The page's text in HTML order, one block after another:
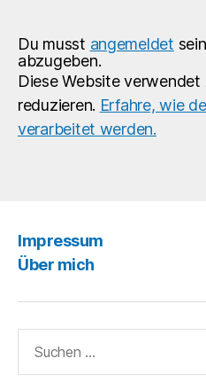
Du musst angemeldet
abzugeben.
Diese Website
reduzieren. Erfahre, wie
verarbeitet werden.
Impressum
Über mich
nach: